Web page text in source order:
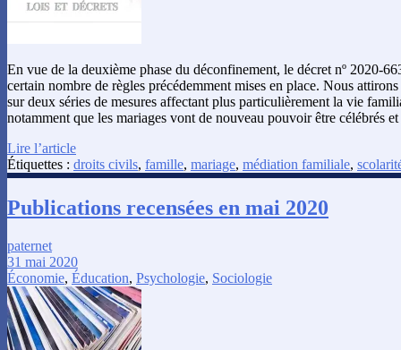
En vue de la deuxième phase du déconfinement, le décret nº 2020-
certain nombre de règles précédemment mises en place. Nous
sur deux séries de mesures affectant plus particulièrement la vie
notamment que les mariages vont de nouveau pouvoir être célébrés
Lire l’article
Étiquettes : droits civils, famille, mariage, médiation familiale,
Publications recensées en mai 2020
paternet
31 mai 2020
Économie, Éducation, Psychologie, Sociologie